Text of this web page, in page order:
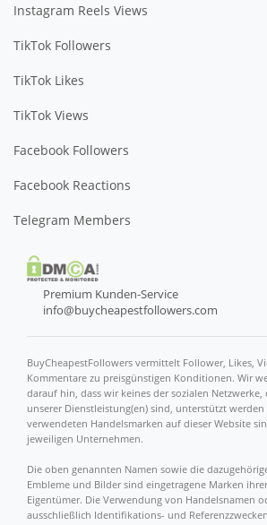
Instagram Reels Views
TikTok Followers
TikTok Likes
TikTok Views
Facebook Followers
Facebook Reactions
Telegram Members
Premium Kunden-Service
info@buycheapestfollowers.com
BuyCheapestFollowers vermittelt Follower, Likes,
Kommentare zu preisgünstigen Konditionen. Wir
darauf hin, dass wir keines der sozialen Netzwerke,
unserer Dienstleistung(en) sind, unterstützt
verwendeten Handelsmarken auf dieser Website
jeweiligen Unternehmen.
Die oben genannten Namen sowie die
Embleme und Bilder sind eingetragene Marken
Eigentümer. Die Verwendung von Handelsnamen
ausschließlich Identifikations- und